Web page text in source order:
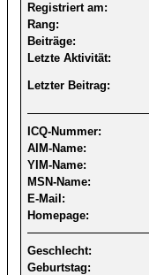
Registriert am:
Rang:
Beiträge:
Letzte Aktivität:
Letzter Beitrag:
ICQ-Nummer:
AIM-Name:
YIM-Name:
MSN-Name:
E-Mail:
Homepage:
Geschlecht:
Geburtstag: